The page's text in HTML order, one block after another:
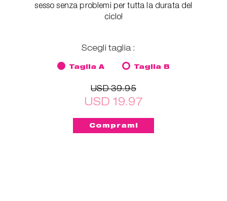
sesso senza problemi per tutta la durata del
ciclo!
Scegli taglia :
Taglia A Taglia B
USD 39.95
USD 19.97